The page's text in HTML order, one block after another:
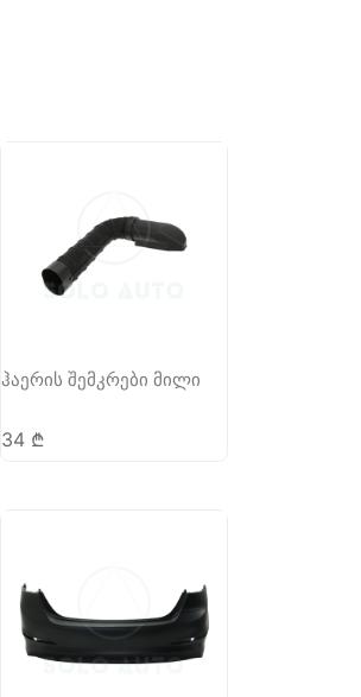
ჰაერის შემკრები მილი
34 ₾